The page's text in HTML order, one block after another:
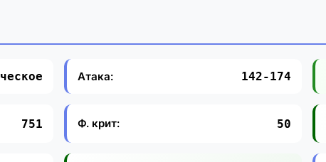
Атака: 142-174
751 Ф. крит: 50